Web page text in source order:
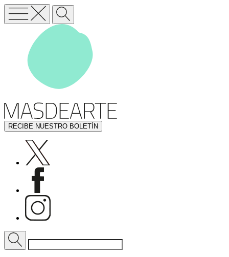
RECIBE NUESTRO BOLETÍN